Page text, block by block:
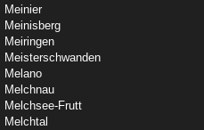
Meinier
Meinisberg
Meiringen
Meisterschwanden
Melano
Melchnau
Melchsee-Frutt
Melchtal